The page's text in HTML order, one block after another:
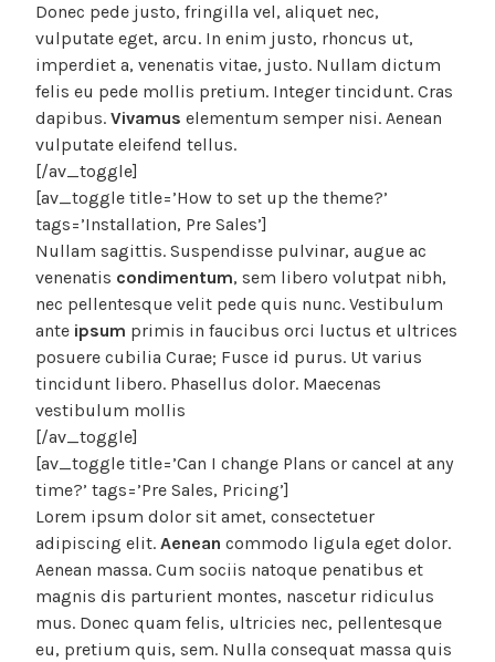
Donec pede justo, fringilla vel, aliquet nec,
vulputate eget, arcu. In enim justo, rhoncus ut,
imperdiet a, venenatis vitae, justo. Nullam dictum
felis eu pede mollis pretium. Integer tincidunt. Cras
dapibus. Vivamus elementum semper nisi. Aenean
vulputate eleifend tellus.
[/av_toggle]
[av_toggle title=’How to set up the theme?’
tags=’Installation, Pre Sales’]
Nullam sagittis. Suspendisse pulvinar, augue ac
venenatis condimentum, sem libero volutpat nibh,
nec pellentesque velit pede quis nunc. Vestibulum
ante ipsum primis in faucibus orci luctus et ultrices
posuere cubilia Curae; Fusce id purus. Ut varius
tincidunt libero. Phasellus dolor. Maecenas
vestibulum mollis
[/av_toggle]
[av_toggle title=’Can I change Plans or cancel at any
time?’ tags=’Pre Sales, Pricing’]
Lorem ipsum dolor sit amet, consectetuer
adipiscing elit. Aenean commodo ligula eget dolor.
Aenean massa. Cum sociis natoque penatibus et
magnis dis parturient montes, nascetur ridiculus
mus. Donec quam felis, ultricies nec, pellentesque
eu, pretium quis, sem. Nulla consequat massa quis